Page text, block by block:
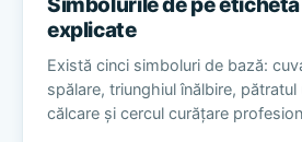
explicate
Există cinci simboluri de bază:
spălare, triunghiul înălbire, pătratul
călcare și cercul curățare